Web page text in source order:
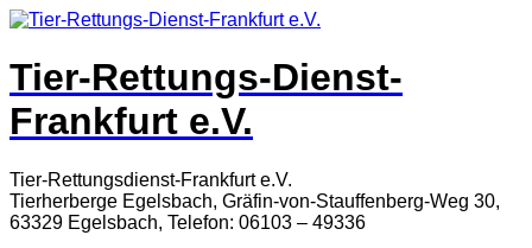
Tier-Rettungs-Dienst-
Frankfurt e.V.
Tier-Rettungsdienst-Frankfurt e.V.
Tierherberge Egelsbach, Gräfin-von-Stauffenberg-Weg 30,
63329 Egelsbach, Telefon: 06103 – 49336